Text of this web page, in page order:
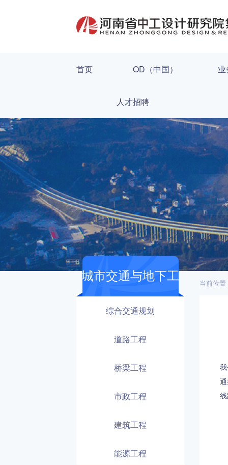
首页 OD（中国）
人才招聘
城市交通与地下工
程
综合交通规划
道路工程
桥梁工程
市政工程
建筑工程
能源工程
当前位